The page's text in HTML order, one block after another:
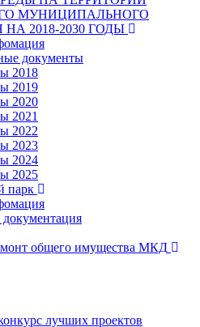
МУНИЦИПАЛЬНОГО
2018-2030 ГОДЫ
документы
2018
2019
2020
2021
2022
2023
2024
2025
парк
общего имущества МКД
лучших проектов